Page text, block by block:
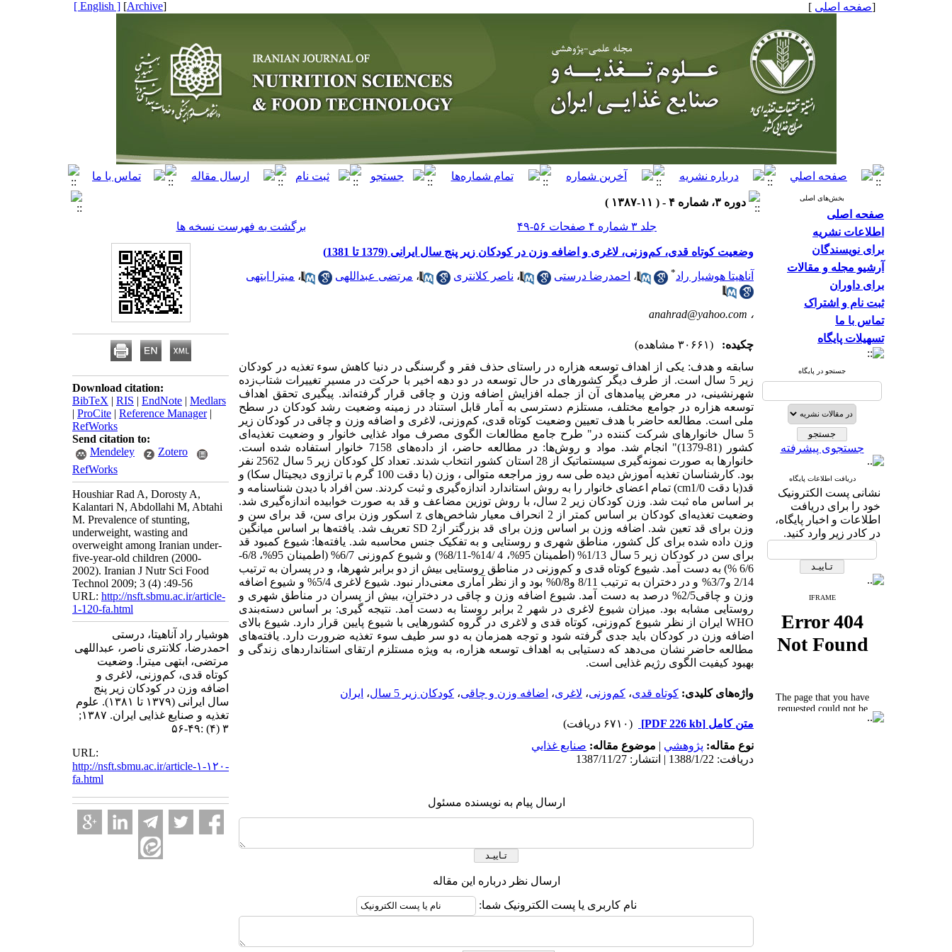
[صفحه اصلی ]
[
Archive
]
[ English ]
بخش‌های اصلی
صفحه اصلی
اطلاعات نشریه
برای نویسندگان
آرشیو مجله و مقالات
برای داوران
ثبت نام و اشتراک
تماس با ما
تسهیلات پایگاه
جستجو در پایگاه
جستجوی پیشرفته
دریافت اطلاعات پایگاه
نشانی پست الکترونیک
خود را برای دریافت
اطلاعات و اخبار پایگاه،
در کادر زیر وارد کنید.
IFRAME
دوره ۳، شماره ۴ - ( ۱۱-۱۳۸۷ )
جلد ۳ شماره ۴ صفحات ۵۶-۴۹
برگشت به فهرست نسخه ها
وضعیت کوتاه قدی، کم‌وزنی، لاغری و اضافه وزن در کودکان زیر پنج سال ایرانی (1379 تا 1381)
آناهیتا هوشیار راد* ، احمدرضا درستی ، ناصر کلانتری ، مرتضی عبداللهی ، میترا ابتهی
، anahrad@yahoo.com
چکیده:
(۳۰۶۶۱ مشاهده)
سابقه و هدف: یکی از اهداف توسعه هزاره در راستای حذف فقر و گرسنگی در دنیا کاهش سوء تغذیه در کودکان
زیر 5 سال است. از طرف دیگر کشورهای در حال توسعه در دو دهه اخیر با حرکت در مسیر تغییرات شتاب‌زده
شهرنشینی، در معرض پیامد‌های آن از جمله افزایش اضافه وزن و چاقی قرار گرفته‌اند. پیگیری تحقق اهداف
توسعه هزاره در جوامع مختلف، مستلزم دسترسی به آمار قابل استناد در زمینه وضعیت رشد کودکان در سطح
ملی است. مطالعه حاضر با هدف تعیین وضعیت کوتاه قدی، کم‌وزنی، لاغری و اضافه وزن و چاقی در کودکان زیر
5 سال خانوارهای شرکت کننده در" طرح جامع مطالعات الگوی مصرف مواد غذایی خانوار و وضعیت تغذیه‌ای
کشور (81-1379)" انجام شد. مواد و روش‌ها: در مطالعه حاضر، از داده‌های 7158 خانوار استفاده شده است.
خانوارها به صورت نمونه‌گیری سیستماتیک از 28 استان کشور انتخاب شدند. تعداد کل کودکان زیر 5 سال 2562 نفر
بود. کارشناسان تغذیه آموزش دیده طی سه روز مراجعه متوالی ، وزن (با دقت 100 گرم با ترازوی دیجیتال سکا) و
قد(با دقت cm1/0) تمام اعضای خانوار را به روش استاندارد اندازه‌گیری و ثبت ‌کردند. سن افراد با دیدن شناسنامه و
بر اساس ماه ثبت ‌شد. وزن کودکان زیر 2 سال، با روش توزین مضاعف و قد به صورت خوابیده اندازه‌گیری ‌شد.
وضعیت تغذیه‌ای کودکان بر اساس کمتر از 2 انحراف معیار شاخص‌های z اسکور وزن برای سن، قد برای سن و
وزن برای قد تعین شد. اضافه وزن بر اساس وزن برای قد بزرگتر ازSD 2 تعریف شد. یافته‌ها بر اساس میانگین
وزن داده شده برای کل کشور، مناطق شهری و روستایی و به تفکیک جنس محاسبه شد. یافته‌ها‌: شیوع کمبود قد
برای سن در کودکان زیر 5 سال 1/13% (اطمینان 95%، 4 /14%-8/11%) و شیوع کم‌وزنی 6/7% (اطمینان 95%، 6/8-
6/6 %) به دست آمد. شیوع کوتاه قدی و کم‌وزنی در مناطق روستایی بیش از دو برابر شهرها، و در پسران به ترتیب
2/14 و3/7% و در دختران به ترتیب 8/11 و0/8% بود و از نظر آماری معنی‌دار نبود. شیوع لاغری 5/4% و شیوع اضافه
وزن و چاقی2/5% درصد به دست آمد. شیوع اضافه وزن و چاقی در دختران، بیش از پسران در مناطق شهری و
روستایی مشابه بود. میزان شیوع لاغری در شهر 2 برابر روستا به دست آمد. نتیجه گیری: بر اساس دسته‌بندی
WHO ایران از نظر شیوع کم‌وزنی، کوتاه قدی و لاغری در گروه کشورهایی با شیوع پایین قرار دارد. شیوع بالای
اضافه وزن در کودکان باید جدی گرفته شود و توجه همزمان به دو سر طیف سوء تغذیه ضرورت دارد. یافته‌های
مطالعه حاضر نشان می‌دهد که دستیابی به اهداف توسعه هزاره، به ویژه مستلزم ارتقای استانداردهای زندگی و
بهبود کیفیت الگوی رژیم غذایی است.
واژه‌های کلیدی: کوتاه قدی، کم‌وزنی، لاغری، اضافه وزن و چاقی، کودکان زیر 5 سال ، ایران
متن کامل [PDF 226 kb]
(۶۷۱۰ دریافت)
نوع مقاله: پژوهشي | موضوع مقاله: صنايع غذايي
دریافت: 1388/1/22 | انتشار: 1387/11/27
ارسال پیام به نویسنده مسئول
ارسال نظر درباره این مقاله
نام کاربری یا پست الکترونیک شما:
Download citation:
BibTeX | RIS | EndNote | Medlars
| ProCite | Reference Manager|
RefWorks
Send citation to:
Mendeley
Zotero
RefWorks
Houshiar Rad A, Dorosty A,
Kalantari N, Abdollahi M, Abtahi
M. Prevalence of stunting,
underweight, wasting and
overweight among Iranian under-
five-year-old children (2000-
2002). Iranian J Nutr Sci Food
Technol 2009; 3 (4) :49-56
URL: http://nsft.sbmu.ac.ir/article-
1-120-fa.html
هوشیار راد آناهیتا، درستی
احمدرضا، کلانتری ناصر، عبداللهی
مرتضی، ابتهی میترا. وضعیت
کوتاه قدی، کم‌وزنی، لاغری و
اضافه وزن در کودکان زیر پنج
سال ایرانی (۱۳۷۹ تا ۱۳۸۱). علوم
تغذیه و صنایع غذایی ایران. ۱۳۸۷;
۳ (۴) :۴۹-۵۶
URL:
http://nsft.sbmu.ac.ir/article-۱-۱۲۰-
fa.html